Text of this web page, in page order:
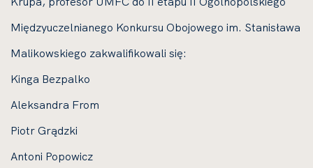
Międzyuczelnianego Konkursu Obojowego im. Stanisława
Malikowskiego zakwalifikowali się:
Kinga Bezpalko
Aleksandra From
Piotr Grądzki
Antoni Popowicz